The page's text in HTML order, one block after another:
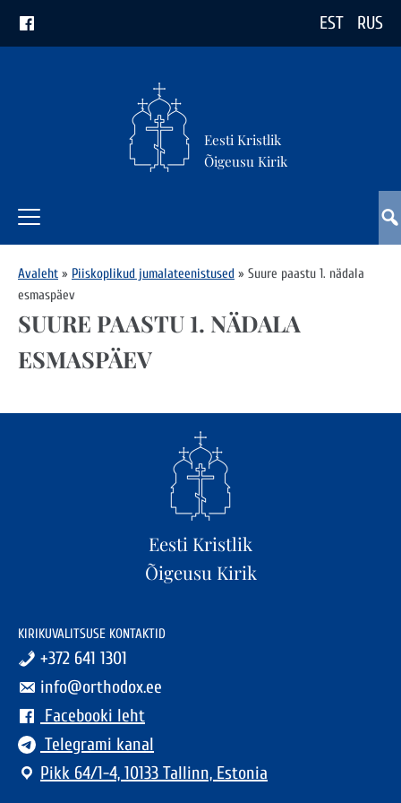
EST RUS
Eesti Kristlik
Õigeusu Kirik
Avaleht » Piiskoplikud jumalateenistused » Suure paastu 1. nädala
esmaspäev
SUURE PAASTU 1. NÄDALA
ESMASPÄEV
Eesti Kristlik
Õigeusu Kirik
KIRIKUVALITSUSE KONTAKTID
+372 641 1301
info@orthodox.ee
Facebooki leht
Telegrami kanal
Pikk 64/1-4, 10133 Tallinn, Estonia